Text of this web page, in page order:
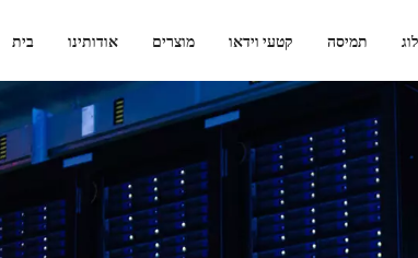
בית אודותינו מוצרים קטעי וידאו תמיסה